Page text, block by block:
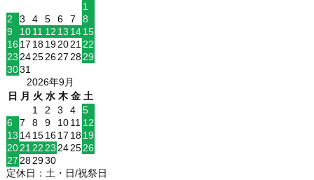
1
2
3 4 5 6 7
8
9
1011 12 13 1415
16 17 18192021 22
23 24252627 2829
3031
2026年9月
日
月 火 水 木 金 土
1
2 3 4
5
6
7 8 9 1011 12
13 14151617 1819
2021 22 23 242526
27 282930
定休日：土・日/祝祭日